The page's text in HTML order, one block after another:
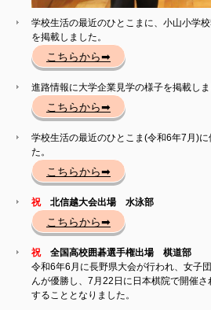
学校生活の最近のひとこまに、小山小学
を掲載しました。
こちらから➡
進路情報に大学企業見学の様子を掲載しま
こちらから➡
学校生活の最近のひとこま(令和6年7月)
た。
こちらから➡
祝 北信越大会出場 水泳部
こちらから➡
祝
全国高校囲碁選手権出場 棋道部
令和6年6月に長野県大会が行われ、女子
んが優勝し、7月22日に日本棋院で開催
することとなりました。